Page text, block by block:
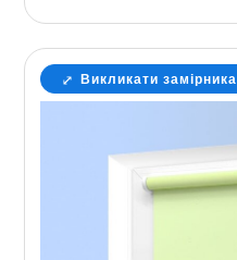
Викликати замірника